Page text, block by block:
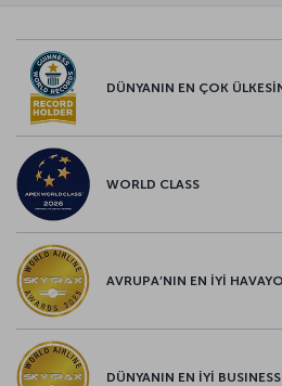
DÜNYANIN EN ÇOK
WORLD CLASS
AVRUPA’NIN EN İYİ
DÜNYANIN EN İYİ